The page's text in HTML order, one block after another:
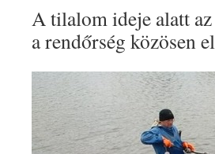
A tilalom ideje alatt
a rendőrség közösen